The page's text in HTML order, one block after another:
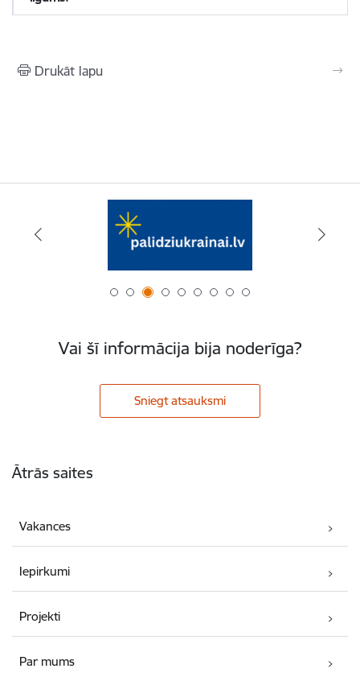
Drukāt lapu
Vai šī informācija bija noderīga?
Sniegt atsauksmi
Ātrās saites
Vakances
Iepirkumi
Projekti
Par mums